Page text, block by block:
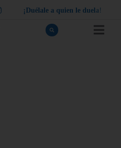
¡ Dué a e a quien e d ue a !